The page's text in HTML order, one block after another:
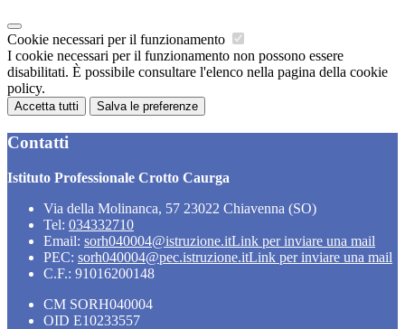
Cookie necessari per il funzionamento
I cookie necessari per il funzionamento non possono essere
disabilitati. È possibile consultare l'elenco nella pagina della cookie
policy.
Accetta tutti Salva le preferenze
Contatti
Istituto Professionale Crotto Caurga
Via della Molinanca, 57 23022 Chiavenna (SO)
Tel: 034332710
Email: sorh040004@istruzione.itLink per inviare una mail
PEC: sorh040004@pec.istruzione.itLink per inviare una mail
C.F.: 91016200148
CM SORH040004
OID E10233557